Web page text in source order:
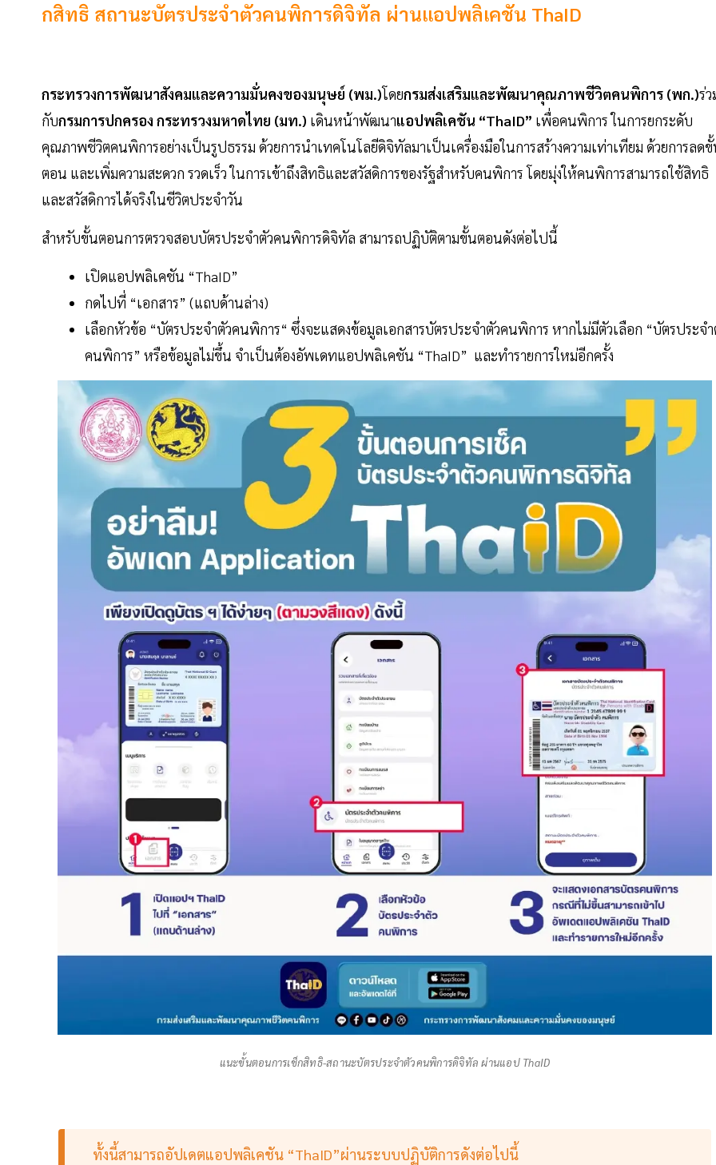
กสิทธิ สถานะบัตรประจำตัวคนพิการดิจิทัล ผ่านแอปพลิเคชัน ThaID
กระทรวงการพัฒนาสังคมและความมั่นคงของมนุษย์ (พม.)โดยกรมส่งเสริมและพัฒนาคุณภาพชีวิตคนพิการ (พก.)ร่
กับกรมการปกครอง กระทรวงมหาดไทย (มท.) เดินหน้าพัฒนาแอปพลิเคชัน “ThaID” เพื่อคนพิการ ในการยกระดับ
คุณภาพชีวิตคนพิการอย่างเป็นรูปธรรม ด้วยการนำเทคโนโลยีดิจิทัลมาเป็นเครื่องมือในการสร้างความเท่าเทียม ด้วยการลด
ตอน และเพิ่มความสะดวก รวดเร็ว ในการเข้าถึงสิทธิและสวัสดิการของรัฐสำหรับคนพิการ โดยมุ่งให้คนพิการสามารถใช้สิทธิ
และสวัสดิการได้จริงในชีวิตประจำวัน
สำหรับขั้นตอนการตรวจสอบบัตรประจำตัวคนพิการดิจิทัล สามารถปฏิบัติตามขั้นตอนดังต่อไปนี้
เปิดแอปพลิเคชัน “ThaID”
กดไปที่ “เอกสาร” (แถบด้านล่าง)
เลือกหัวข้อ “บัตรประจำตัวคนพิการ“ ซึ่งจะแสดงข้อมูลเอกสารบัตรประจำตัวคนพิการ หากไม่มีตัวเลือก “บัตรประจ
คนพิการ” หรือข้อมูลไม่ขึ้น จำเป็นต้องอัพเดทแอปพลิเคชัน “ThaID” และทำรายการใหม่อีกครั้ง
แนะขั้นตอนการเช็กสิทธิ-สถานะบัตรประจำตัวคนพิการดิจิทัล ผ่านแอป ThaID
ทั้งนี้สามารถอัปเดตแอปพลิเคชัน “ThaID”ผ่านระบบปฏิบัติการดังต่อไปนี้